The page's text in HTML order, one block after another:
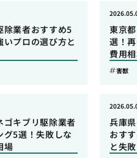
除業者おすすめ5
プロの選び方と
東京
選！
費用
害獣
ゴキブリ駆除業者
グ5選！失敗しな
場
兵庫
おす
と失